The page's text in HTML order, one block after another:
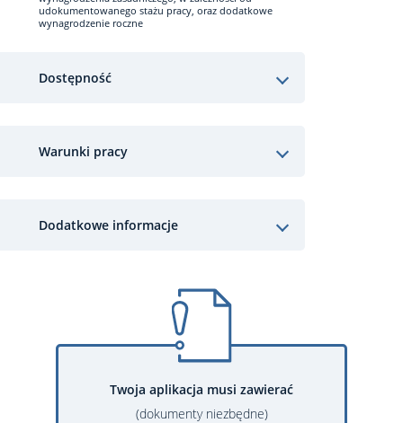
udokumentowanego stażu pracy, oraz dodatkowe
wynagrodzenie roczne
Dostępność
Warunki pracy
Dodatkowe informacje
Twoja aplikacja musi zawierać
(dokumenty niezbędne)